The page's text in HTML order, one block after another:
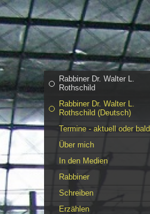
Rabbiner Dr. Walter L.
Rothschild
Rabbiner Dr. Walter L.
Rothschild (Deutsch)
Termine - aktuell oder bald
Über mich
In den Medien
Rabbiner
Schreiben
Erzählen